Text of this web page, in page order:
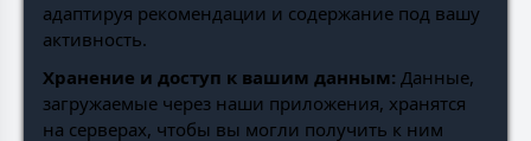
адаптируя рекомендации и содержание под вашу
активность.
Хранение и доступ к вашим данным: Данные,
загружаемые через наши приложения, хранятся
на серверах, чтобы вы могли получить к ним